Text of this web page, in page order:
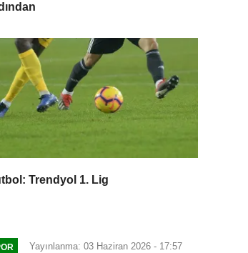
Trendyol 1. Lig
Yayınlanma: 03 Haziran 2026 - 17:57